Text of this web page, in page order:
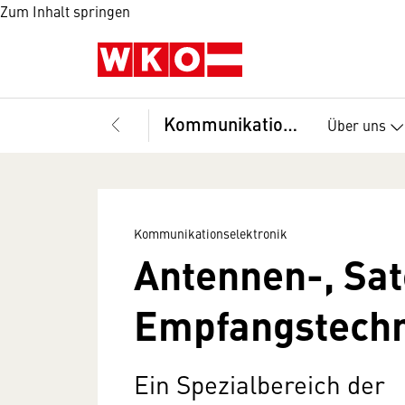
Zum Inhalt springen
Kommunikationselektronik Über uns
Kommunikationselektronik
Antennen-,
Ein Spezialbereich der